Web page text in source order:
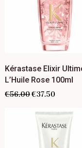
Kérastase Elixir
L’Huile Rose 100ml
€56.00€37.50